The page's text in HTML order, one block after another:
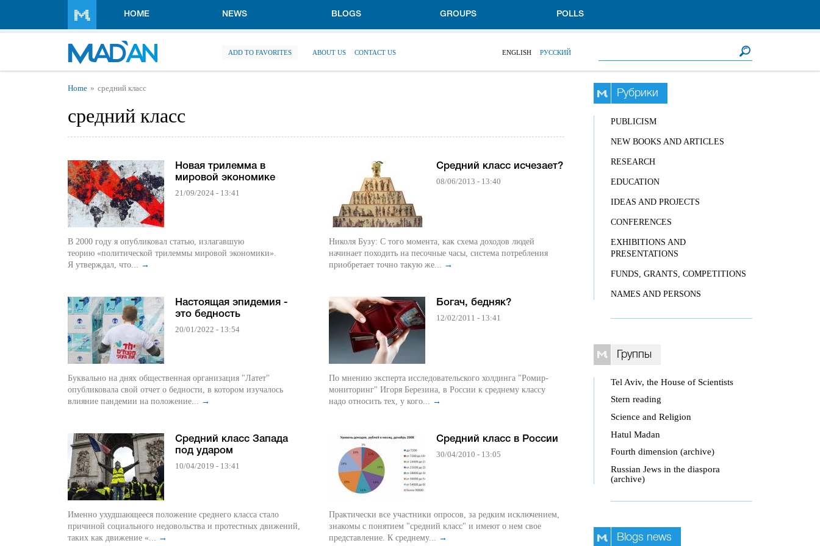
HOME NEWS BLOGS GROUPS POLLS
ADD TO FAVORITES ABOUT US CONTACT US ENGLISH РУССКИЙ
You are here
Home средний класс
средний класс
Новая трилемма в
мировой экономике
21/09/2024 - 13:41
В 2000 году я опубликовал статью, излагавшую
теорию «политической трилеммы мировой экономики».
Я утверждал, что... →
Настоящая эпидемия -
это бедность
20/01/2022 - 13:54
Буквально на днях общественная организация "Латет"
опубликовала свой отчет о бедности, в котором изучалось
влияние пандемии на положение... →
Средний класс Запада
под ударом
10/04/2019 - 13:41
Именно ухудшающееся положение среднего класса стало
причиной социального недовольства и протестных движений,
таких как движение «... →
Средний класс исчезает?
08/06/2013 - 13:40
Николя Бузу: С того момента, как схема доходов людей
начинает походить на песочные часы, система потребления
приобретает точно такую же... →
Богач, бедняк?
12/02/2011 - 13:41
По мнению эксперта исследовательского холдинга "Ромир-
мониторинг" Игоря Березина, в России к среднему классу
надо относить тех, у кого... →
Средний класс в России
30/04/2010 - 13:05
Практически все участники опросов, за редким исключением,
знакомы с понятием "средний класс" и имеют о нем свое
представление. К среднему... →
Рубрики
PUBLICISM
NEW BOOKS AND ARTICLES
RESEARCH
EDUCATION
IDEAS AND PROJECTS
CONFERENCES
EXHIBITIONS AND
PRESENTATIONS
FUNDS, GRANTS, COMPETITIONS
NAMES AND PERSONS
Группы
Tel Aviv, the House of Scientists
Stern reading
Science and Religion
Hatul Madan
Fourth dimension (archive)
Russian Jews in the diaspora
(archive)
Blogs news